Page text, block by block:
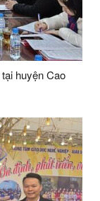
huyện Cao